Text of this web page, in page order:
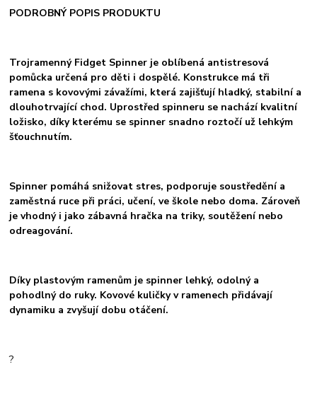
PODROBNÝ POPIS PRODUKTU
Trojramenný Fidget Spinner je oblíbená antistresová
pomůcka určená pro děti i dospělé. Konstrukce má tři
ramena s kovovými závažími, která zajišťují hladký, stabilní a
dlouhotrvající chod. Uprostřed spinneru se nachází kvalitní
ložisko, díky kterému se spinner snadno roztočí už lehkým
šťouchnutím.
Spinner pomáhá snižovat stres, podporuje soustředění a
zaměstná ruce při práci, učení, ve škole nebo doma. Zároveň
je vhodný i jako zábavná hračka na triky, soutěžení nebo
odreagování.
Díky plastovým ramenům je spinner lehký, odolný a
pohodlný do ruky. Kovové kuličky v ramenech přidávají
dynamiku a zvyšují dobu otáčení.
?